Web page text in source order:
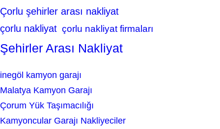
Çorlu şehirler arası nakliyat
çorlu nakliyat çorlu nakliyat firmaları
Şehirler Arası Nakliyat
inegöl kamyon garajı
Malatya Kamyon Garajı
Çorum Yük Taşımacılığı
Kamyoncular Garajı Nakliyeciler